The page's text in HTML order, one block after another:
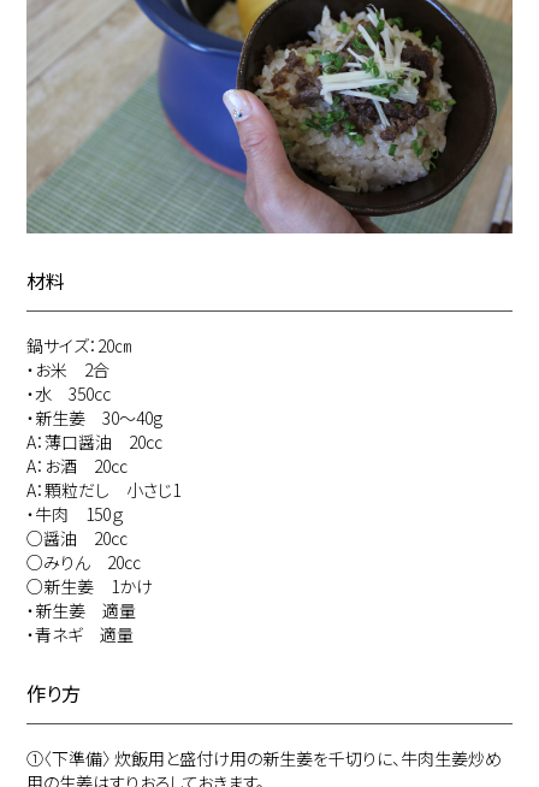
材料
鍋サイズ：20㎝
・お米 2合
・水 350cc
・新生姜 30～40g
A：薄口醤油 20㏄
A：お酒 20㏄
A：顆粒だし 小さじ1
・牛肉 150ｇ
○醤油 20㏄
○みりん 20㏄
○新生姜 1かけ
・新生姜 適量
・青ネギ 適量
作り方
①〈下準備〉 炊飯用と盛付け用の新生姜を千切りに、牛肉生姜炒め
用の生姜はすりおろしておきます。